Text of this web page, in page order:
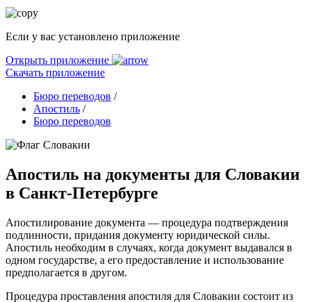
Если у вас установлено приложение
Открыть приложение
Скачать приложение
Бюро переводов /
Апостиль /
Бюро переводов
Апостиль на документы для Словакии
в Санкт-Петербурге
Апостилирование документа — процедура подтверждения
подлинности, придания документу юридической силы.
Апостиль необходим в случаях, когда документ выдавался в
одном государстве, а его предоставление и использование
предполагается в другом.
Процедура проставления апостиля для Словакии состоит из